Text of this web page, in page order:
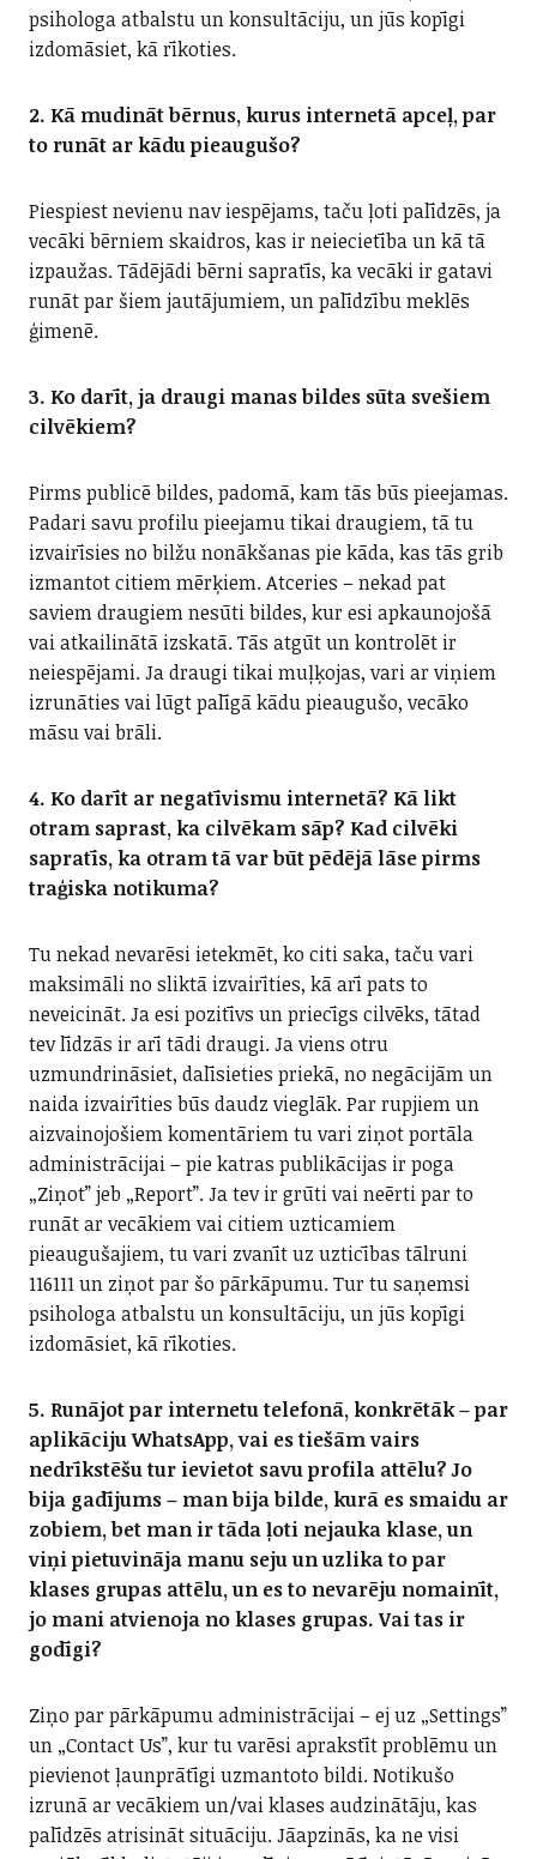
psihologa atbalstu un konsultāciju, un jūs kopīgi
izdomāsiet, kā rīkoties.
2. Kā mudināt bērnus, kurus internetā apceļ, par
to runāt ar kādu pieaugušo?
Piespiest nevienu nav iespējams, taču ļoti palīdzēs, ja
vecāki bērniem skaidros, kas ir neiecietība un kā tā
izpaužas. Tādējādi bērni sapratīs, ka vecāki ir gatavi
runāt par šiem jautājumiem, un palīdzību meklēs
ģimenē.
3. Ko darīt, ja draugi manas bildes sūta svešiem
cilvēkiem?
Pirms publicē bildes, padomā, kam tās būs pieejamas.
Padari savu profilu pieejamu tikai draugiem, tā tu
izvairīsies no bilžu nonākšanas pie kāda, kas tās grib
izmantot citiem mērķiem. Atceries – nekad pat
saviem draugiem nesūti bildes, kur esi apkaunojošā
vai atkailinātā izskatā. Tās atgūt un kontrolēt ir
neiespējami. Ja draugi tikai muļķojas, vari ar viņiem
izrunāties vai lūgt palīgā kādu pieaugušo, vecāko
māsu vai brāli.
4. Ko darīt ar negatīvismu internetā? Kā likt
otram saprast, ka cilvēkam sāp? Kad cilvēki
sapratīs, ka otram tā var būt pēdējā lāse pirms
traģiska notikuma?
Tu nekad nevarēsi ietekmēt, ko citi saka, taču vari
maksimāli no sliktā izvairīties, kā arī pats to
neveicināt. Ja esi pozitīvs un priecīgs cilvēks, tātad
tev līdzās ir arī tādi draugi. Ja viens otru
uzmundrināsiet, dalīsieties priekā, no negācijām un
naida izvairīties būs daudz vieglāk. Par rupjiem un
aizvainojošiem komentāriem tu vari ziņot portāla
administrācijai – pie katras publikācijas ir poga
„Ziņot” jeb „Report”. Ja tev ir grūti vai neērti par to
runāt ar vecākiem vai citiem uzticamiem
pieaugušajiem, tu vari zvanīt uz uzticības tālruni
116111 un ziņot par šo pārkāpumu. Tur tu saņemsi
psihologa atbalstu un konsultāciju, un jūs kopīgi
izdomāsiet, kā rīkoties.
5. Runājot par internetu telefonā, konkrētāk – par
aplikāciju WhatsApp, vai es tiešām vairs
nedrīkstēšu tur ievietot savu profila attēlu? Jo
bija gadījums – man bija bilde, kurā es smaidu ar
zobiem, bet man ir tāda ļoti nejauka klase, un
viņi pietuvināja manu seju un uzlika to par
klases grupas attēlu, un es to nevarēju nomainīt,
jo mani atvienoja no klases grupas. Vai tas ir
godīgi?
Ziņo par pārkāpumu administrācijai – ej uz „Settings”
un „Contact Us”, kur tu varēsi aprakstīt problēmu un
pievienot ļaunprātīgi uzmantoto bildi. Notikušo
izrunā ar vecākiem un/vai klases audzinātāju, kas
palīdzēs atrisināt situāciju. Jāapzinās, ka ne visi